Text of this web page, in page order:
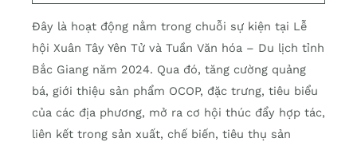
Đây là hoạt động nằm trong chuỗi sự kiện tại Lễ
hội Xuân Tây Yên Tử và Tuần Văn hóa – Du lịch tỉnh
Bắc Giang năm 2024. Qua đó, tăng cường quảng
bá, giới thiệu sản phẩm OCOP, đặc trưng, tiêu biểu
của các địa phương, mở ra cơ hội thúc đẩy hợp tác,
liên kết trong sản xuất, chế biến, tiêu thụ sản